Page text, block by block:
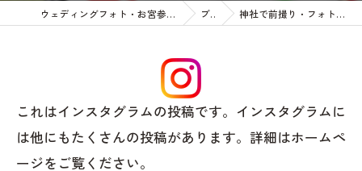
ウェディングフォト・お宮参りや七五三等のファミリーフォト ブログ 神社で前撮り・フォトウエディングをお考えの方
これはインスタグラムの投稿です。インスタグラムに
は他にもたくさんの投稿があります。詳細はホームペ
ージをご覧ください。